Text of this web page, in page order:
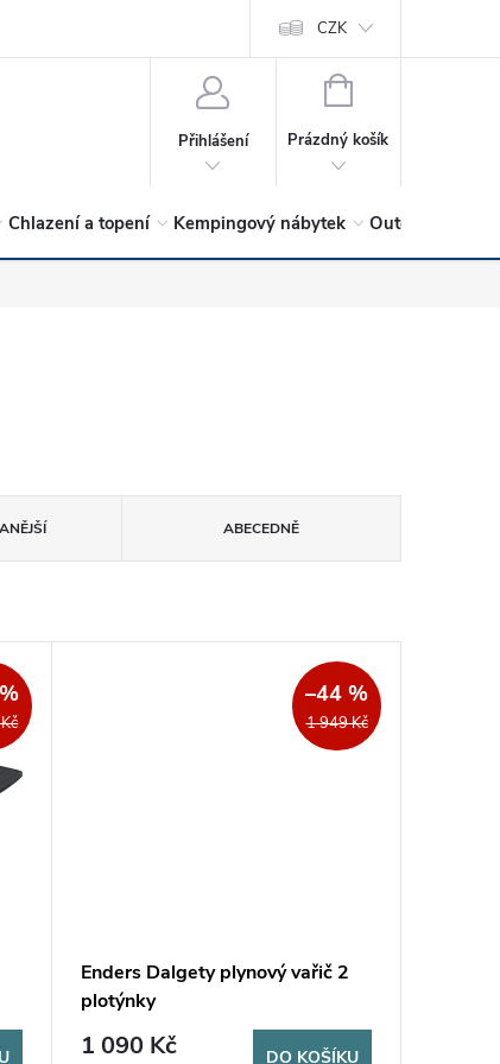
O společnosti Hodnocení obchodu
CZK
Přihlášení
NÁKUPNÍ
Prázdný košík
Chlazení a topení Kempingový nábytek Outdoor a
ABECEDNĚ
1 949 Kč
–44 %
Enders Dalgety plynový vařič 2
plotýnky
1 090 Kč DO KOŠÍKU